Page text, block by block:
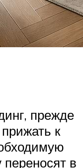
прежде
к
переносят в